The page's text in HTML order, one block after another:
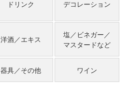
ドリンク デコレーション
洋酒／エキス
塩／ビネガー／
マスタードなど
器具／その他 ワイン